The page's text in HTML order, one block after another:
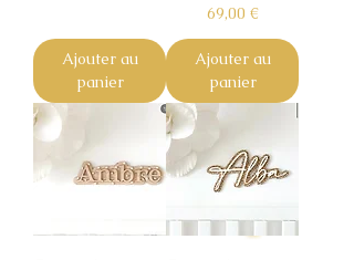
Ajouter au
panier
Prix
69,00 €
Ajouter au
panier